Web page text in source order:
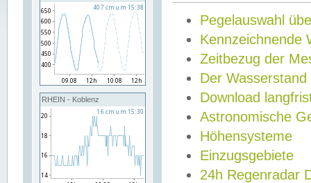
RHEIN - Koblenz
Pegelauswahl
Kennzeichnende
Zeitbezug der
Der Wasserstand
Download
Astronomische
Höhensysteme
Einzugsgebiete
24h Regenradar